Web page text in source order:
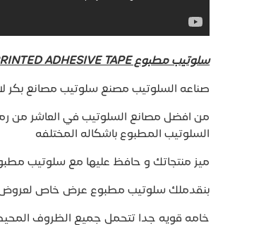
سلوتيب مطبوع PRINTED ADHESIVE TAPE
صناعه السلوتيب مصنع سلوتيب مصانع بكر
من افضل مصانع السلوتيب في العاشر من
السلوتيب المطبوع باشكاله المختلفه
ميز منتجاتك و حافظ عليها مع سلوتيب
بنقدملك سلوتيب مطبوع عرض خاص
خامه قويه جدا تتحمل جميع الظروف